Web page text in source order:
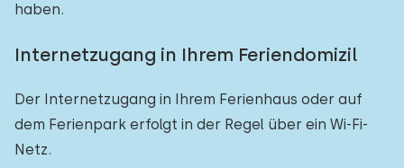
haben.
Internetzugang in Ihrem Feriendomizil
Der Internetzugang in Ihrem Ferienhaus oder auf
dem Ferienpark erfolgt in der Regel über ein Wi-Fi-
Netz.